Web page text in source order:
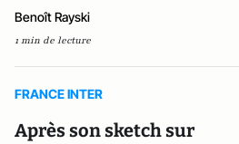
Benoît Rayski
1 min de lecture
FRANCE INTER
Après son sketch sur